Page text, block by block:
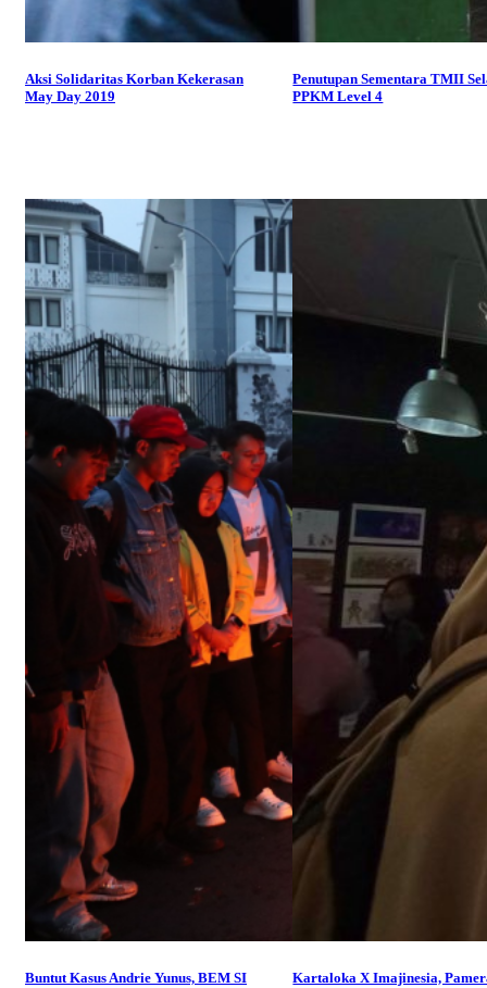
Aksi Solidaritas Korban Kekerasan
May Day 2019
Penutupan Sementara TMII
PPKM Level 4
Buntut Kasus Andrie Yunus, BEM SI
Kartaloka X Imajinesia,